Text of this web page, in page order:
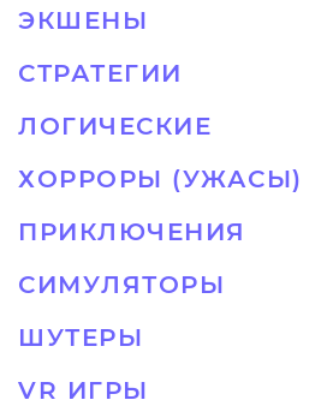
ЭКШЕНЫ
СТРАТЕГИИ
ЛОГИЧЕСКИЕ
ХОРРОРЫ (УЖАСЫ)
ПРИКЛЮЧЕНИЯ
СИМУЛЯТОРЫ
ШУТЕРЫ
VR ИГРЫ